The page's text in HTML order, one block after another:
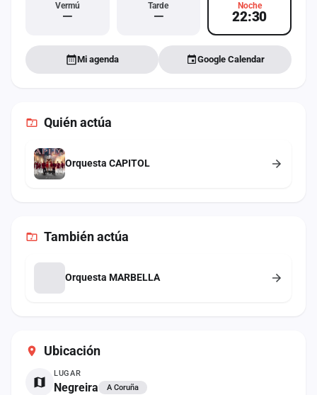
Ubicación
LUGAR
Negreira A Coruña
Vermú
—
Tarde
—
Noche
22:30
Mi agenda Google Calendar
Quién actúa
Orquesta CAPITOL
Tambiénactúa
Orquesta MARBELLA